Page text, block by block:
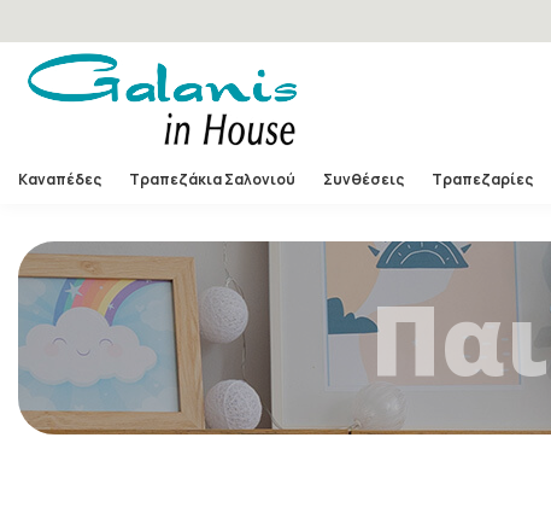
Καναπέδες Τραπεζάκια Σαλονιού Συνθέσεις Τραπεζαρίες